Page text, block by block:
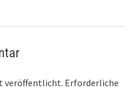
veröffentlicht. Erforderliche